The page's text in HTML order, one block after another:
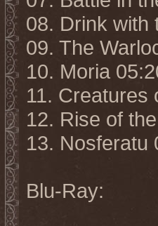
08. Drink with
09. The
10. Moria
11. Creatures
12. Rise of
13. Nosferatu
Blu-Ray: